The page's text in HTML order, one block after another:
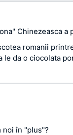
Chinezeasca a
romanii
le da o ciocolata
noi în "plus"?